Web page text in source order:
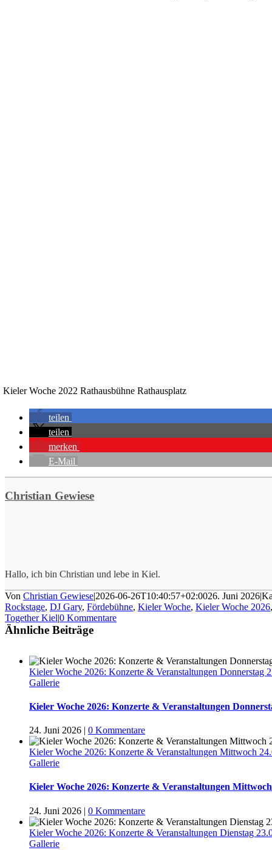
Kieler Woche 2022 Rathausbühne Rathausplatz
teilen
teilen
merken
E-Mail
Christian Gewiese
Hallo, ich bin Christian und lebe in Kiel.
Von Christian Gewiese|2026-06-26T10:40:57+02:0026. Juni 2026|
Rockstage, DJ Gary, Fördebühne, Kieler Woche, Kieler Woche 2026
Together Kiel|0 Kommentare
Ähnliche Beiträge
Kieler Woche 2026: Konzerte & Veranstaltungen Donnerstag
Gallerie
Kieler Woche 2026: Konzerte & Veranstaltungen
24. Juni 2026 | 0 Kommentare
Kieler Woche 2026: Konzerte & Veranstaltungen Mittwoch
Gallerie
Kieler Woche 2026: Konzerte & Veranstaltungen Mittwoch
24. Juni 2026 | 0 Kommentare
Kieler Woche 2026: Konzerte & Veranstaltungen Dienstag
Gallerie